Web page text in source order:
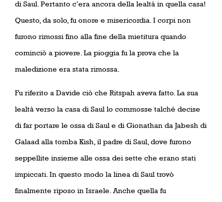
di Saul. Pertanto c’era ancora della lealtà in quella casa!
Questo, da solo, fu onore e misericordia. I corpi non
furono rimossi fino alla fine della mietitura quando
cominciò a piovere. La pioggia fu la prova che la
maledizione era stata rimossa.
Fu riferito a Davide ciò che Ritspah aveva fatto. La sua
lealtà verso la casa di Saul lo commosse talché decise
di far portare le ossa di Saul e di Gionathan da Jabesh di
Galaad alla tomba Kish, il padre di Saul, dove furono
seppellite insieme alle ossa dei sette che erano stati
impiccati. In questo modo la linea di Saul trovò
finalmente riposo in Israele. Anche quella fu